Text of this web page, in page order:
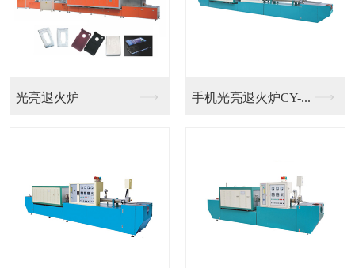
光亮退火炉 手机光亮退火炉CY-...